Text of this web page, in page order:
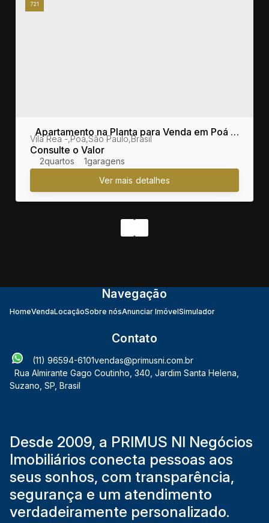
721
Apartamento na Planta para Venda em Poá /
SP no bairro Vila Rea
Consulte o Valor
Vila Rea ,Poá,São Paulo,Brasil
2 1
Navegação
HomeVendaLocaçãoSobre nósAnunciar ImóvelSimulador
Contato
(11) 96594-6101vendas@primusni.com.br
Rua Almirante Gago Coutinho 340 Jardim Santa Helena
Suzano SP Brasil
Desde 2009, a PRIMUS NI Negócios
Imobiliários conecta pessoas aos
seus sonhos, com transparência,
segurança e um atendimento
verdadeiramente personalizado.